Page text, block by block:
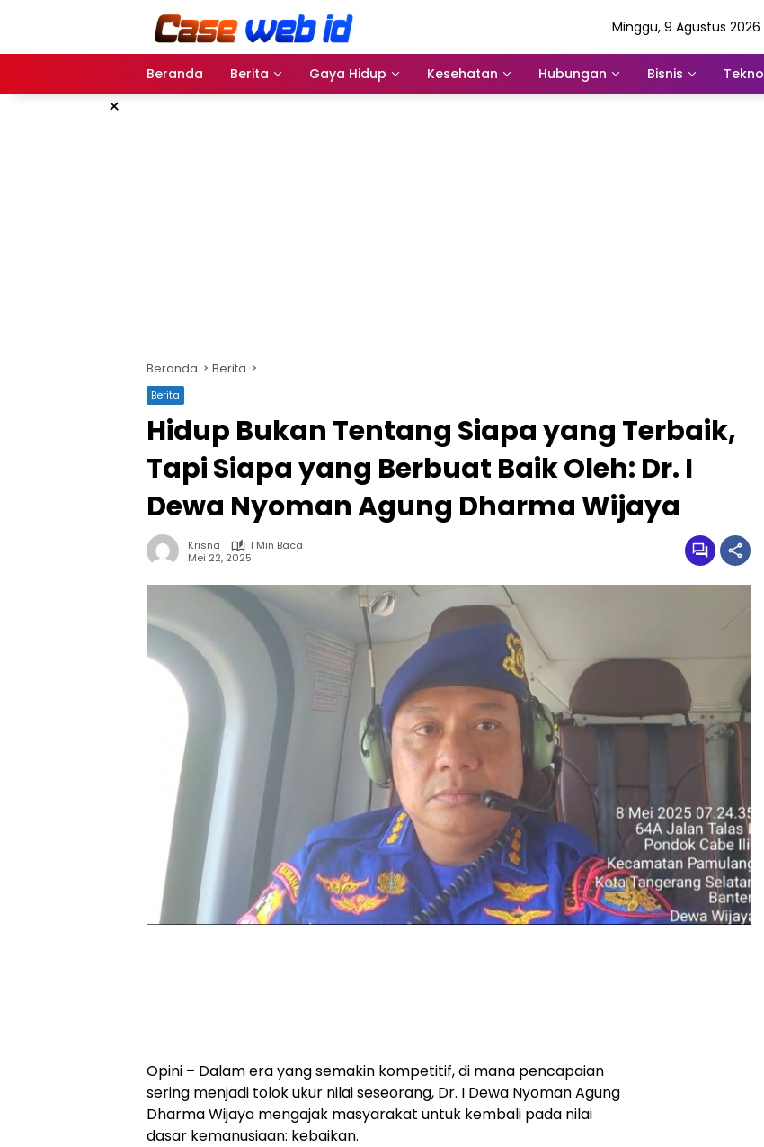
Minggu, 9 Agustus 2026
Beranda Berita Gaya Hidup Kesehatan Hubungan Bisnis Tekno
×
Beranda Berita
Berita
Hidup Bukan Tentang Siapa yang Terbaik,
Tapi Siapa yang Berbuat Baik Oleh: Dr. I
Dewa Nyoman Agung Dharma Wijaya
Krisna
1 Min Baca
Mei 22, 2025
Opini – Dalam era yang semakin kompetitif, di mana pencapaian
sering menjadi tolok ukur nilai seseorang, Dr. I Dewa Nyoman Agung
Dharma Wijaya mengajak masyarakat untuk kembali pada nilai
dasar kemanusiaan: kebaikan.